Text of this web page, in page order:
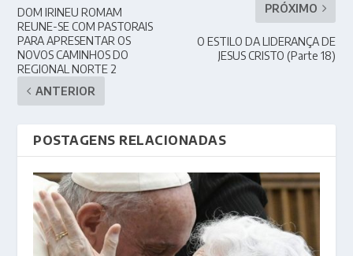
DOM IRINEU ROMAM
REUNE-SE COM PASTORAIS
PARA APRESENTAR OS
NOVOS CAMINHOS DO
REGIONAL NORTE 2
ANTERIOR
PRÓXIMO
O ESTILO DA LIDERANÇA DE
JESUS CRISTO (Parte 18)
POSTAGENS RELACIONADAS